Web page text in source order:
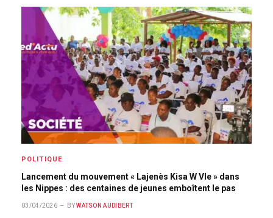
POLITIQUE
Lancement du mouvement « Lajenès Kisa W Vle » dans
les Nippes : des centaines de jeunes emboîtent le pas
03/04/2026 BY WATSON AUDIBERT